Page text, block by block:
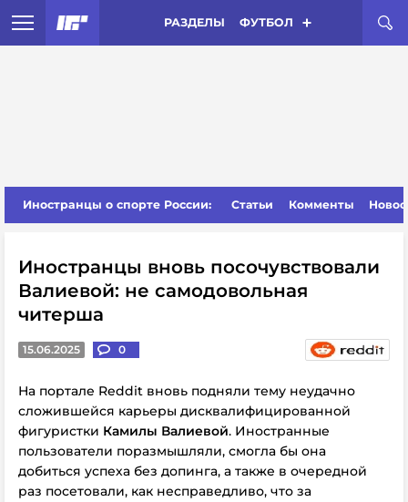
РАЗДЕЛЫ ФУТБОЛ
Иностранцы о спорте России: Статьи Комменты
Иностранцы вновь посочувствовали
Валиевой: не самодовольная
читерша
15.06.2025 0
На портале Reddit вновь подняли тему неудачно
сложившейся карьеры дисквалифицированной
фигуристки Камилы Валиевой. Иностранные
пользователи поразмышляли, смогла бы она
добиться успеха без допинга, а также в очередной
раз посетовали, как несправедливо, что за